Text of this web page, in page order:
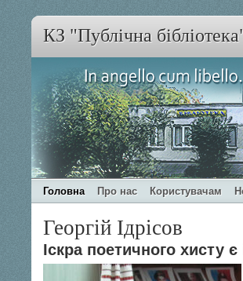
КЗ "Публічна
Головна Про нас Користувачам
Георгій Ідрісов
Іскра поетичного хисту